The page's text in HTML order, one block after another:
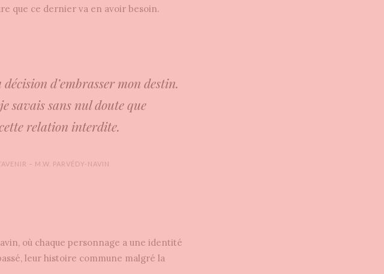
que ce dernier va en avoir besoin.
d’embrasser mon destin.
savais sans nul doute que
relation interdite.
– M.W. PARVÉDY-NAVIN
où chaque personnage a une identité
leur histoire commune malgré la